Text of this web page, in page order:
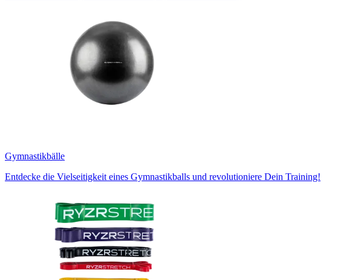
Gymnastikbälle
Entdecke die Vielseitigkeit eines Gymnastikballs und revolutioniere Dein Training!